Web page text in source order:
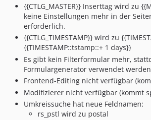
{{CTLG_MASTER}} Inserttag wird zu
keine Einstellungen mehr in der
erforderlich.
{{CTLG_TIMESTAMP}} wird zu
{{TIMESTAMP::tstamp::+ 1 days}}
Es gibt kein Filterformular mehr,
Formulargenerator verwendet
Frontend-Editing nicht verfügbar
Modifizierer nicht verfügbar (kommt
Umkreissuche hat neue Feldnamen:
rs_pstl wird zu postal